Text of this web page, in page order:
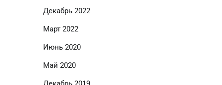
Декабрь 2022
Март 2022
Июнь 2020
Май 2020